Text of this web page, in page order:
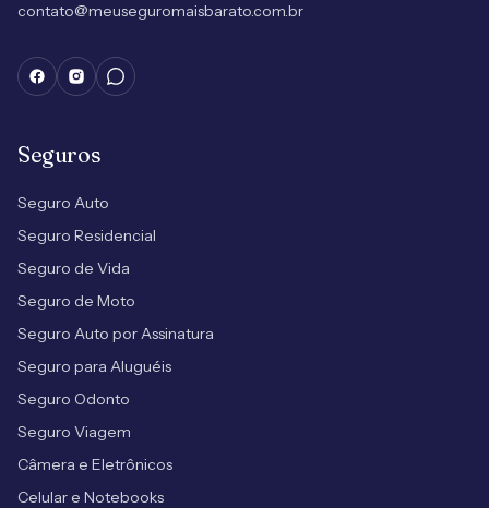
contato@meuseguromaisbarato.com.br
Seguros
Seguro Auto
Seguro Residencial
Seguro de Vida
Seguro de Moto
Seguro Auto por Assinatura
Seguro para Aluguéis
Seguro Odonto
Seguro Viagem
Câmera e Eletrônicos
Celular e Notebooks